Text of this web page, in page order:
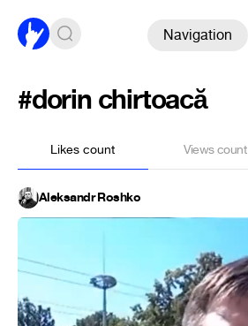
Navigation
#dorin chirtoacă
Likes count Views count
Aleksandr Roshko